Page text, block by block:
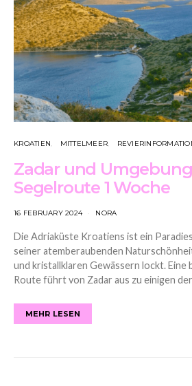
KROATIEN MITTELMEER
Zadar und
Segelroute 1 Woche
16 FEBRUARY 2024 NORA
Die Adriaküste Kroatiens ist ein
seiner atemberaubenden
und kristallklaren Gewässern lockt. Eine
Route führt von Zadar aus zu einigen
MEHR LESEN